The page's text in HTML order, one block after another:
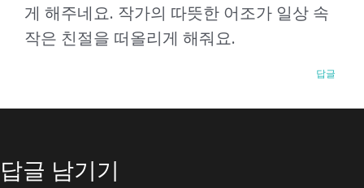
게 해주네요. 작가의 따뜻한 어조가 일상 속
작은 친절을 떠올리게 해줘요.
답글
답글 남기기